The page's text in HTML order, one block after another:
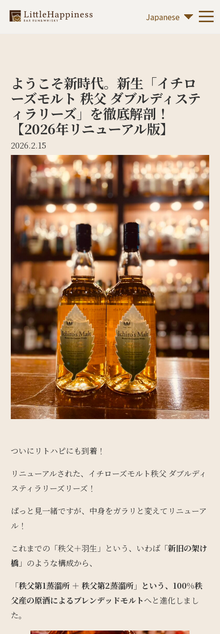
ようこそ新時代。新生「イチロ
ーズモルト 秩父 ダブルディステ
ィラリーズ」を徹底解剖！
【2026年リニューアル版】
2026.2.15
ついにリトハピにも到着！
リニューアルされた、イチローズモルト秩父 ダブルディ
スティラリーズリーズ！
ぱっと見一緒ですが、中身をガラリと変えてリニューア
ル！
これまでの「秩父＋羽生」という、いわば「新旧の架け
橋 」のような構成から、
「秩父第1蒸溜所 ＋ 秩父第2蒸溜所」という、100%秩
父産の原酒によるブレンデッドモルトへと進化しまし
た。